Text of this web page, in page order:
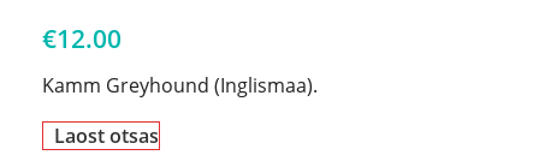
€12.00
Kamm Greyhound (Inglismaa).
Laost otsas